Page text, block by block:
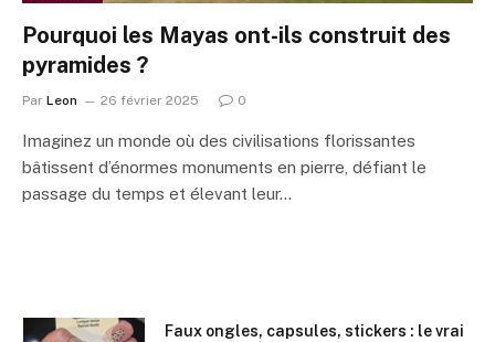
Pourquoi les Mayas ont-ils construit des
pyramides ?
Par Leon 26 février 2025 0
Imaginez un monde où des civilisations florissantes
bâtissent d’énormes monuments en pierre, défiant le
passage du temps et élevant leur…
Faux ongles, capsules, stickers : le vrai